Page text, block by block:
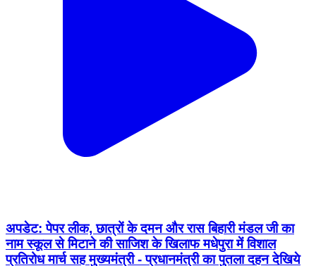
अपडेट: पेपर लीक, छात्रों के दमन और रास बिहारी मंडल जी का
नाम स्कूल से मिटाने की साजिश के खिलाफ मधेपुरा में विशाल
प्रतिरोध मार्च सह मुख्यमंत्री - प्रधानमंत्री का पुतला दहन देखिये